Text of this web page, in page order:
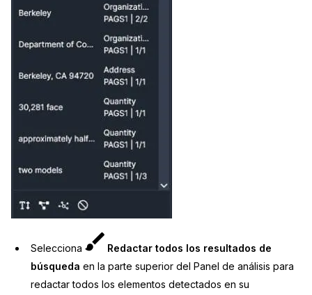
Selecciona
Redactar todos los resultados de
búsquedaen la parte superior del Panel de análisis para
redactar todos los elementos detectados en su